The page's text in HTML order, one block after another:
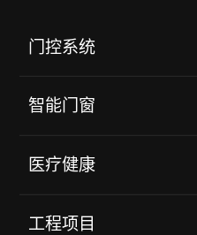
门控系统
智能门窗
医疗健康
工程项目